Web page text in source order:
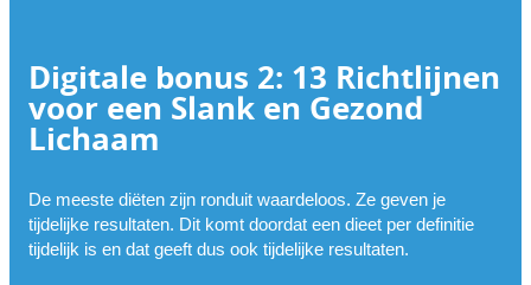
Digitale bonus 2: 13 Richtlijnen
voor een Slank en Gezond
Lichaam
De meeste diëten zijn ronduit waardeloos. Ze geven je
tijdelijke resultaten. Dit komt doordat een dieet per definitie
tijdelijk is en dat geeft dus ook tijdelijke resultaten.